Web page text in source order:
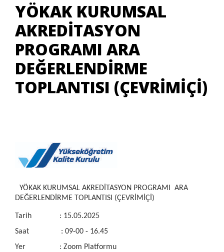
YÖKAK KURUMSAL
AKREDİTASYON
PROGRAMI ARA
DEĞERLENDİRME
TOPLANTISI (ÇEVRİMİÇİ)
YÖKAK KURUMSAL AKREDİTASYON PROGRAMI ARA
DEĞERLENDİRME TOPLANTISI (ÇEVRİMİÇİ)
Tarih : 15.05.2025
Saat : 09-00 - 16.45
Yer : Zoom Platformu